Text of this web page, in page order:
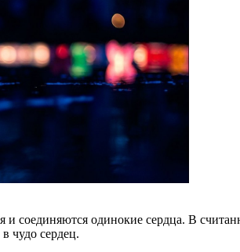
и соединяются одинокие сердца. В
чудо сердец.